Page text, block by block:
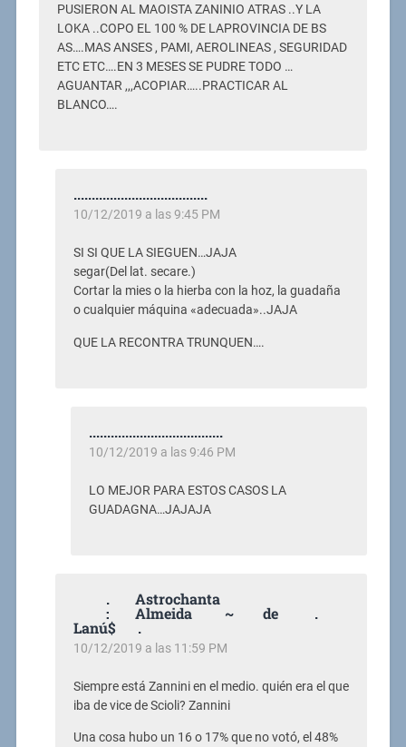
PUSIERON AL MAOISTA ZANINIO ATRAS ..Y LA
LOKA ..COPO EL 100 % DE LAPROVINCIA DE BS
AS….MAS ANSES , PAMI, AEROLINEAS , SEGURIDAD
ETC ETC….EN 3 MESES SE PUDRE TODO …
AGUANTAR ,,,ACOPIAR…..PRACTICAR AL
BLANCO….
.....................................
10/12/2019 a las 9:45 PM
SI SI QUE LA SIEGUEN…JAJA
segar(Del lat. secare.)
Cortar la mies o la hierba con la hoz, la guadaña
o cualquier máquina «adecuada»..JAJA
QUE LA RECONTRA TRUNQUEN….
.....................................
10/12/2019 a las 9:46 PM
LO MEJOR PARA ESTOS CASOS LA
GUADAGNA…JAJAJA
. Astrochanta
: Almeida ~ de .
Lanú$ .
10/12/2019 a las 11:59 PM
Siempre está Zannini en el medio. quién era el que
iba de vice de Scioli? Zannini
Una cosa hubo un 16 o 17% que no votó, el 48%